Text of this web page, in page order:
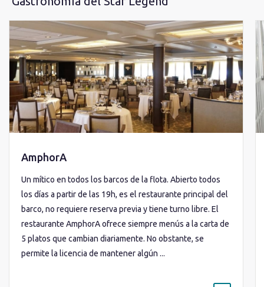
AmphorA
Un mítico en todos los barcos de la flota. Abierto todos
los días a partir de las 19h, es el restaurante principal del
barco, no requiere reserva previa y tiene turno libre. El
restaurante AmphorA ofrece siempre menús a la carta de
5 platos que cambian diariamente. No obstante, se
permite la licencia de mantener algún ...